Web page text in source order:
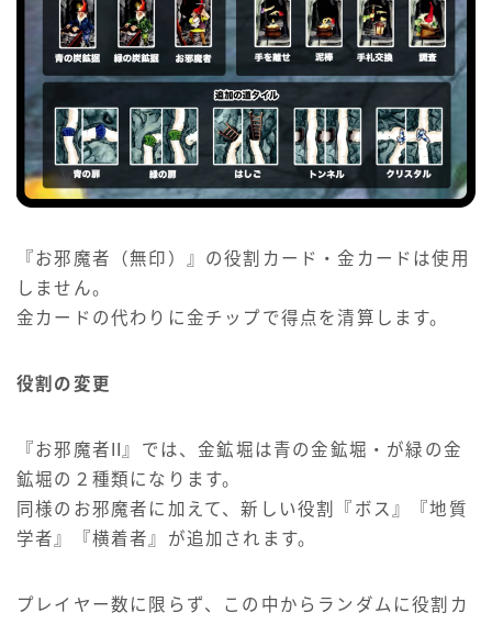
『お邪魔者（無印）』の役割カード・金カードは使用
しません。
金カードの代わりに金チップで得点を清算します。
役割の変更
『お邪魔者II』では、金鉱堀は青の金鉱堀・が緑の金
鉱堀の２種類になります。
同様のお邪魔者に加えて、新しい役割『ボス』『地質
学者』『横着者』が追加されます。
プレイヤー数に限らず、この中からランダムに役割カ